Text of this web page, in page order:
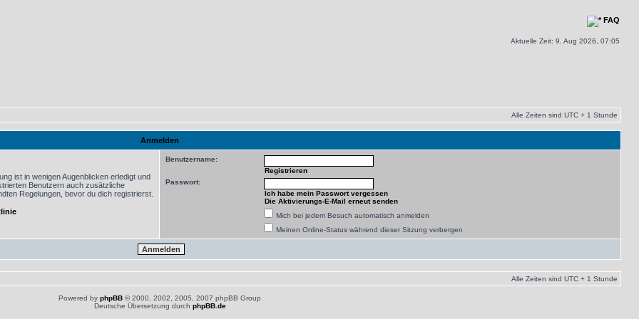
FAQ
Aktuelle Zeit: 9. Aug 2026, 07:05
Alle Zeiten sind UTC + 1 Stunde
Anmelden
ist in wenigen Augenblicken erledigt und
Benutzern auch zusätzliche
Regelungen, bevor du dich registrierst.
Benutzername:
Registrieren
Passwort:
Ich habe mein Passwort vergessen
Die Aktivierungs-E-Mail erneut senden
Mich bei jedem Besuch automatisch anmelden
Meinen Online-Status während dieser Sitzung verbergen
Alle Zeiten sind UTC + 1 Stunde
Powered by phpBB © 2000, 2002, 2005, 2007 phpBB Group
Deutsche Übersetzung durch phpBB.de